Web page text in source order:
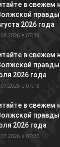
в свежем
2026 года
в 07:39
в свежем
2026 года
в 07:18
в свежем
2026 года
в 07:26